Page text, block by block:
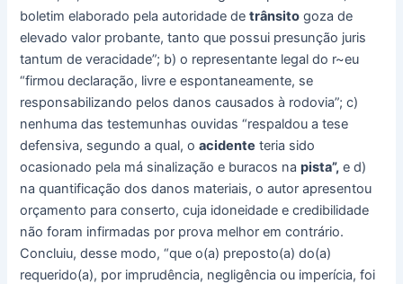
boletim elaborado pela autoridade detrânsito goza de
elevado valor probante, tanto que possui presunção juris
tantum de veracidade”; b) o representante legal do r~eu
“firmou declaração, livre e espontaneamente, se
responsabilizando pelos danos causados à rodovia”; c)
nenhuma das testemunhas ouvidas “respaldou a tese
defensiva, segundo a qual, oacidente teria sido
ocasionado pela má sinalização e buracos napista”, e d)
na quantificação dos danos materiais, o autor apresentou
orçamento para conserto, cuja idoneidade e credibilidade
não foram infirmadas por prova melhor em contrário.
Concluiu, desse modo, “que o(a) preposto(a) do(a)
requerido(a), por imprudência, negligência ou imperícia, foi